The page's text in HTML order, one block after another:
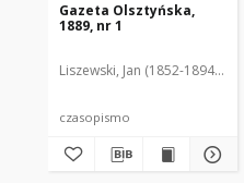
Gazeta Olsztyńska,
1889, nr 1
Liszewski, Jan (1852-1894). Red.
czasopismo